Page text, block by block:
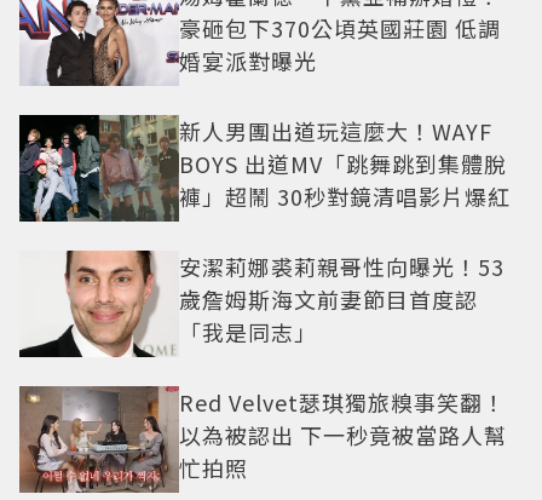
豪砸包下370公頃英國莊園 低調
婚宴派對曝光
新人男團出道玩這麼大！WAYF
BOYS 出道MV「跳舞跳到集體脫
褲」超鬧 30秒對鏡清唱影片爆紅
安潔莉娜裘莉親哥性向曝光！53
歲詹姆斯海文前妻節目首度認
「我是同志」
Red Velvet瑟琪獨旅糗事笑翻！
以為被認出 下一秒竟被當路人幫
忙拍照